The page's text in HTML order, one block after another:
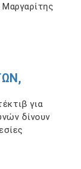
για
δίνουν